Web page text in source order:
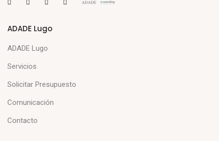
ADADE Lugo
ADADE Lugo
Servicios
Solicitar Presupuesto
Comunicación
Contacto